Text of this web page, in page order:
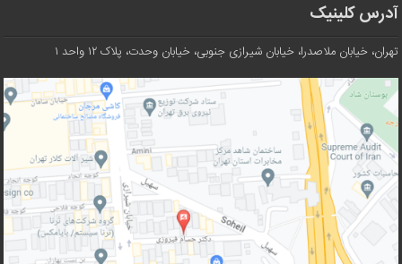
آدرس کلینیک
تهران، خیابان ملاصدرا، خیابان شیرازی جنوبی، خیابان وحدت، پلاک ۱۲ واحد ۱